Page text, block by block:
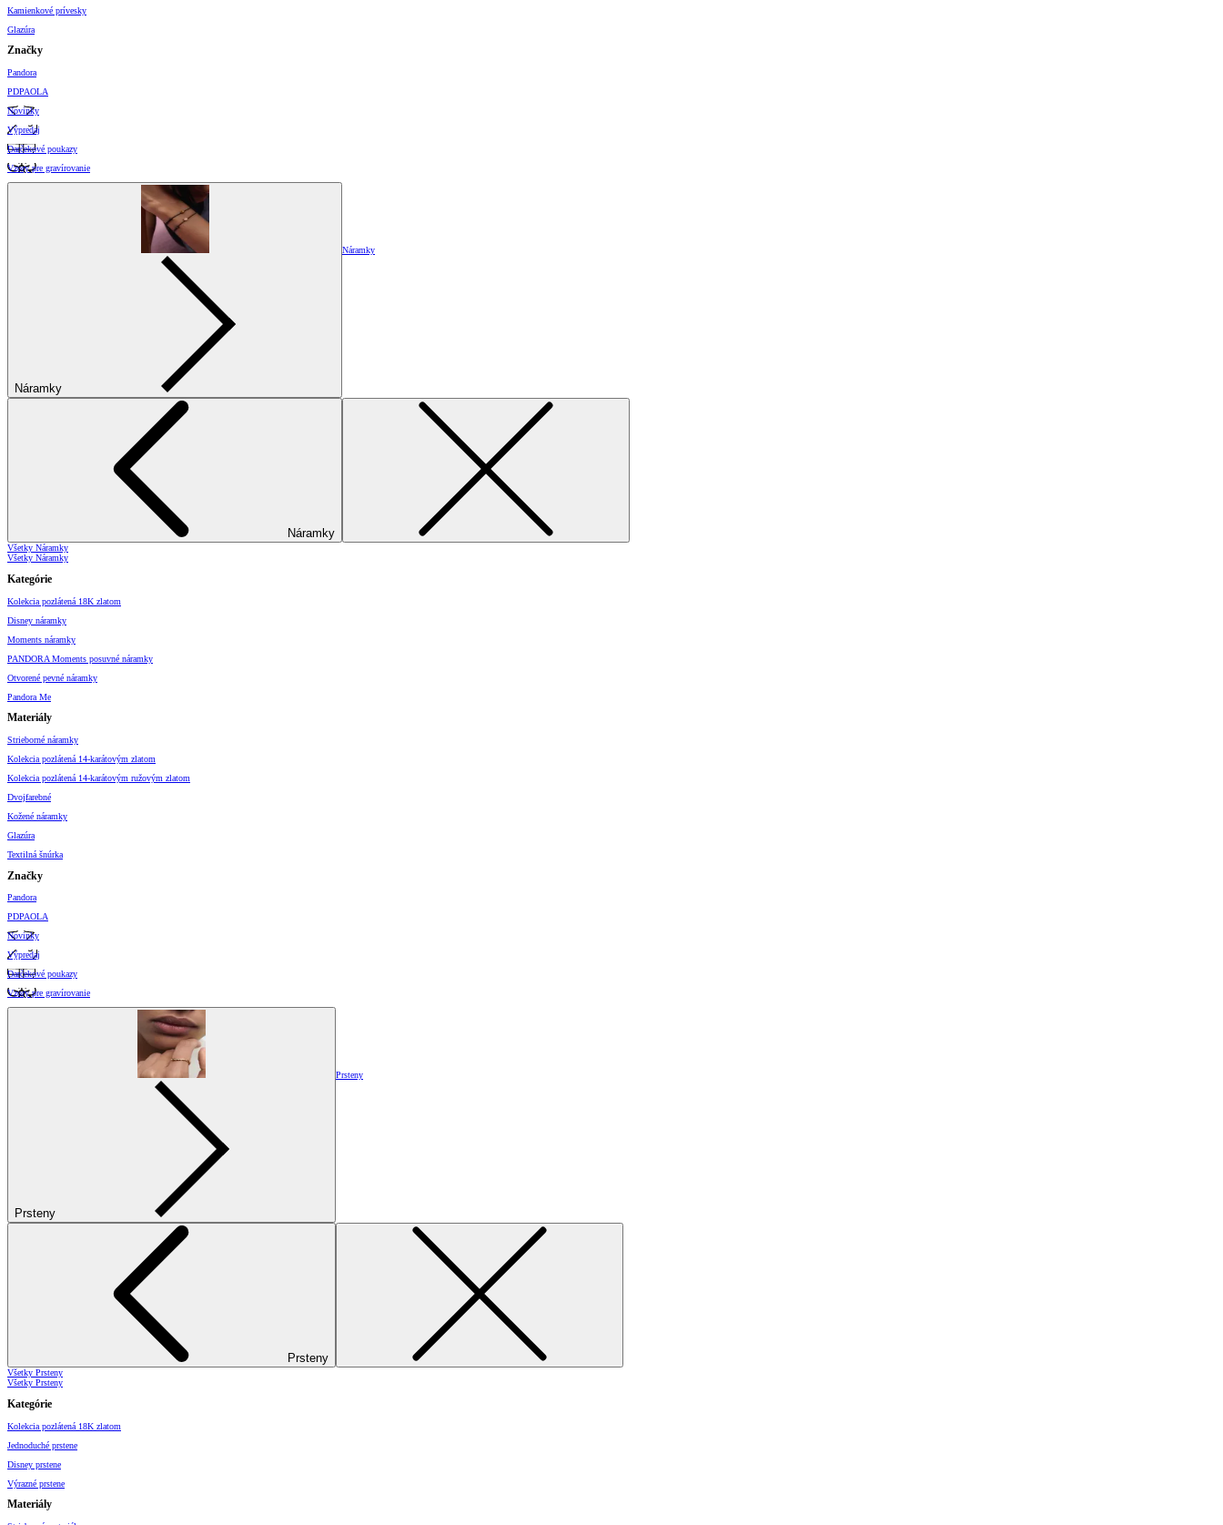
Kamienkové prívesky
Glazúra
Značky
Pandora
PDPAOLA
Novinky
Výpredaj
Darčekové poukazy
Vzory pre gravírovanie
Náramky
Náramky
Náramky
Všetky Náramky
Všetky Náramky
Kategórie
Kolekcia pozlátená 18K zlatom
Disney náramky
Moments náramky
PANDORA Moments posuvné náramky
Otvorené pevné náramky
Pandora Me
Materiály
Strieborné náramky
Kolekcia pozlátená 14-karátovým zlatom
Kolekcia pozlátená 14-karátovým ružovým zlatom
Dvojfarebné
Kožené náramky
Glazúra
Textilná šnúrka
Značky
Pandora
PDPAOLA
Novinky
Výpredaj
Darčekové poukazy
Vzory pre gravírovanie
Prsteny
Prsteny
Prsteny
Všetky Prsteny
Všetky Prsteny
Kategórie
Kolekcia pozlátená 18K zlatom
Jednoduché prstene
Disney prstene
Výrazné prstene
Materiály